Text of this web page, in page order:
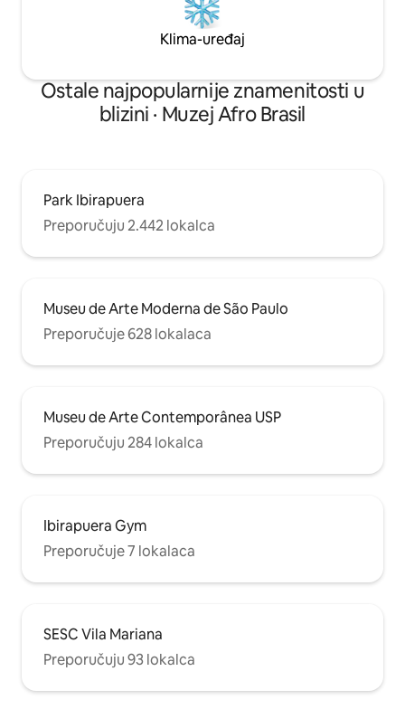
Klima-uređaj
Ostale najpopularnije znamenitosti u
blizini · Muzej Afro Brasil
Park Ibirapuera
Preporučuju 2.442 lokalca
Museu de Arte Moderna de São Paulo
Preporučuje 628 lokalaca
Museu de Arte Contemporânea USP
Preporučuju 284 lokalca
Ibirapuera Gym
Preporučuje 7 lokalaca
SESC Vila Mariana
Preporučuju 93 lokalca